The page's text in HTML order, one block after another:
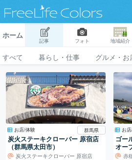
ホーム
記事 フォト 地域紹介
すべて 暮らし・仕事 グルメ・お
お店/体験 群馬県
炭火ステーキクローバー 原宿店
（群馬県太田市）
炭火ステーキクローバー 原宿店
お
ゴー
オー
り！
赤